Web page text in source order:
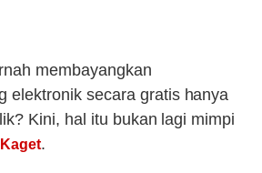
membayangkan
elektronik secara gratis hanya
Kini, hal itu bukan lagi mimpi
.